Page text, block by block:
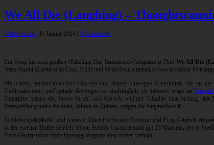
We All Die (Laughing) –
Walter Kraus 8. Januar 2014 0 Comments
Ein Song bis zum großen Halleluja: Das französisch-bulgarische Duo We All Die
Arno Strobl (Carnival In Coal, 6:33) und Multi-Instrumentalist (sowie stolzer
Mit klaren, melancholischen Gitarren und dezent bluesigen Untertönen, die an
Understatement; und gerade deswegen so eindringlich, so intensiv, wage anVincent
Untertöne setzen ein, bevor Strobl sich Growls widmet. Glaubte man bislang, der
Verzweiflung unter die Haut, rühren zu Tränen, sorgen für Angstschweiß.
Es bleibt spektakulär und intensiv. Düster schwarze Extreme und Prog-Gitarren
in der zweiten Hälfte deutlch höher. Strobls Urschrei nach gut 23 Minuten, der in
klare Gitarre nebst Sprechgesang langsam aber sicher verhallt.